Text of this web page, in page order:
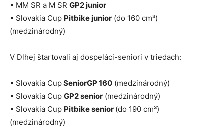
• MM SR a M SR GP2 junior
• Slovakia Cup Pitbike junior (do 160 cm³)
(medzinárodný)
V Dlhej štartovali aj dospeláci-seniori v triedach:
• Slovakia CupSeniorGP 160 (medzinárodný)
• Slovakia Cup GP2 senior (medzinárodný)
• Slovakia Cup Pitbike senior (do 190 cm³)
(medzinárodný)